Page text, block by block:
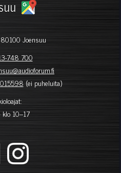
Joensuu
748 700
(ei puheluita)
klo 10–17